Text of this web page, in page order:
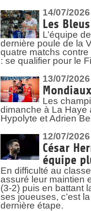
14/07/2026
Les
L’équipe
dernière poule de la
quatre matchs
: se qualifier pour le
13/07/2026
Les
dimanche à La Haye
Hypolyte et Adrien
12/07/2026
César
équipe
En difficulté au
assuré leur maintien
(3-2) puis en battant
ses joueuses, c’est
dernière étape.